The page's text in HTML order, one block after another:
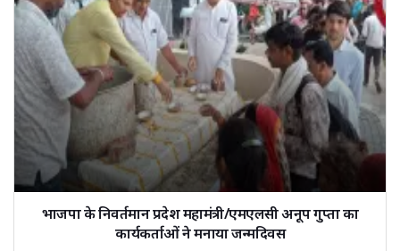
भाजपा के निवर्तमान प्रदेश महामंत्री/एमएलसी अनूप गुप्ता का
कार्यकर्ताओं ने मनाया जन्मदिवस